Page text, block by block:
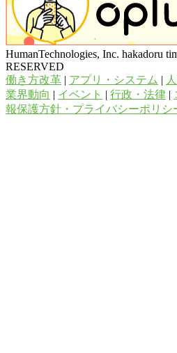
HumanTechnologies, Inc. hakadoru
RESERVED
働き方改革 | アプリ・システム |
業界動向 | イベント | 行政・法律 |
報保護方針・プライバシーポリシ